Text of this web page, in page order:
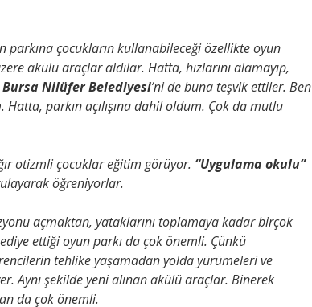
parkına çocukların kullanabileceği özellikte oyun
akülü araçlar aldılar. Hatta, hızlarını alamayıp,
Bursa Nilüfer Belediyesi’ni de buna teşvik ettiler. Ben
parkın açılışına dahil oldum. Çok da mutlu
otizmli çocuklar eğitim görüyor. “Uygulama okulu”
öğreniyorlar.
açmaktan, yataklarını toplamaya kadar birçok
ettiği oyun parkı da çok önemli. Çünkü
tehlike yaşamadan yolda yürümeleri ve
Aynı şekilde yeni alınan akülü araçlar. Binerek
da çok önemli.